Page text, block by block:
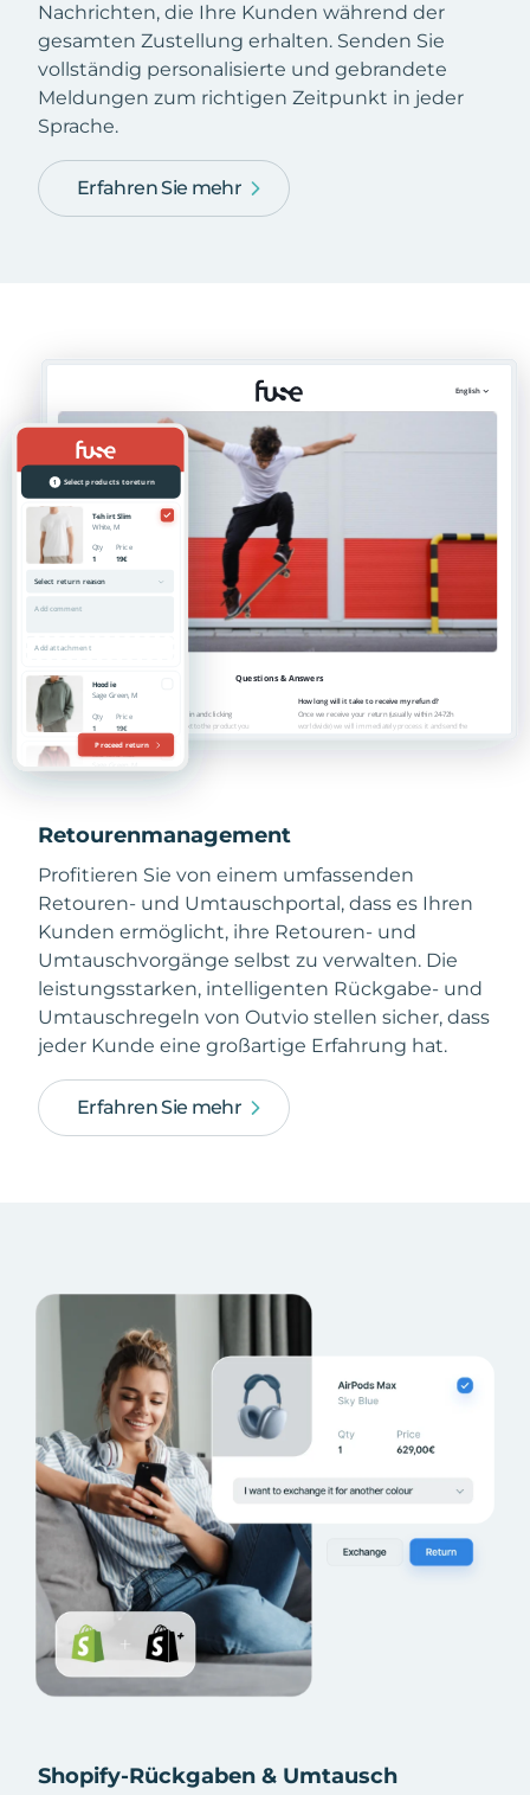
Nachrichten, die Ihre Kunden während der
gesamten Zustellung erhalten. Senden Sie
vollständig personalisierte und gebrandete
Meldungen zum richtigen Zeitpunkt in jeder
Sprache.
Erfahren Sie mehr
Retourenmanagement
Profitieren Sie von einem umfassenden
Retouren- und Umtauschportal, dass es Ihren
Kunden ermöglicht, ihre Retouren- und
Umtauschvorgänge selbst zu verwalten. Die
leistungsstarken, intelligenten Rückgabe- und
Umtauschregeln von Outvio stellen sicher, dass
jeder Kunde eine großartige Erfahrung hat.
Erfahren Sie mehr
Shopify-Rückgaben & Umtausch